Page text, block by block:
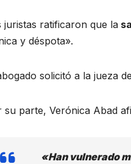
juristas ratificaron que la
y déspota».
solicitó a la jueza
su parte, Verónica Abad
«Han vulnerado